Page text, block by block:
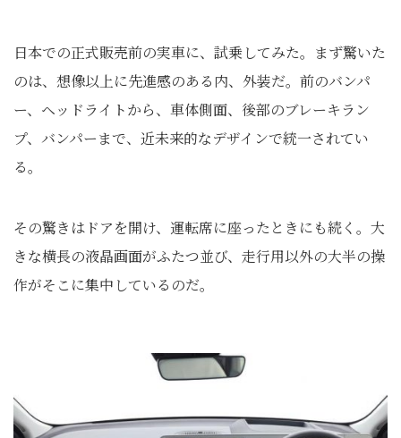
日本での正式販売前の実車に、試乗してみた。まず驚いた
のは、想像以上に先進感のある内、外装だ。前のバンパ
ー、ヘッドライトから、車体側面、後部のブレーキラン
プ、バンパーまで、近未来的なデザインで統一されてい
る。
その驚きはドアを開け、運転席に座ったときにも続く。大
きな横長の液晶画面がふたつ並び、走行用以外の大半の操
作がそこに集中しているのだ。